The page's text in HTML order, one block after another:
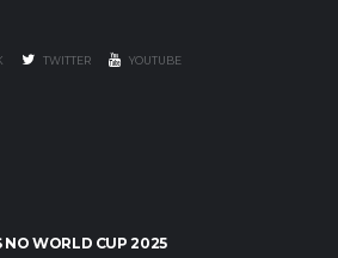
TWITTER YOUTUBE
NO WORLD CUP 2025